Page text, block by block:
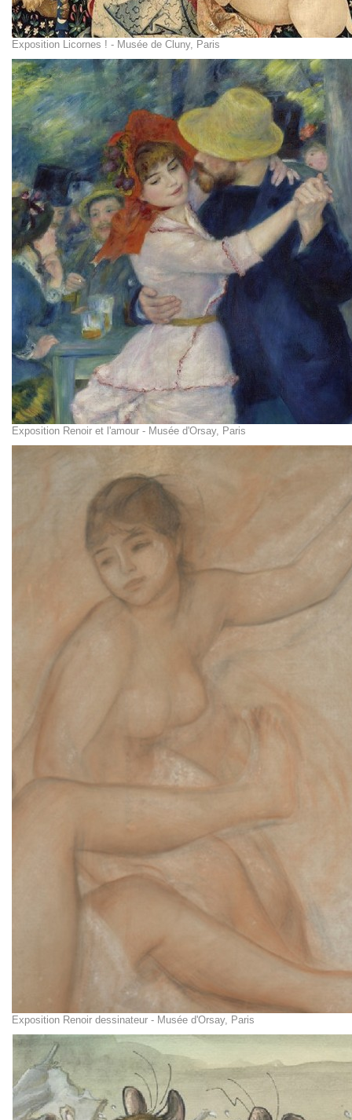
Exposition Licornes ! - Musée de Cluny, Paris
Exposition Renoir et l'amour - Musée d'Orsay, Paris
Exposition Renoir dessinateur - Musée d'Orsay, Paris